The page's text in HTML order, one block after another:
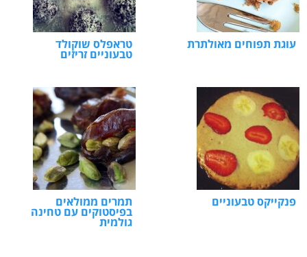
עוגת תפוחים מאולתרת טראפלס שוקולד
טבעוניים זריזים
פנקייקס טבעוניים תמרים ממולאים
בפיסטוקים עם טחינה
גולמית